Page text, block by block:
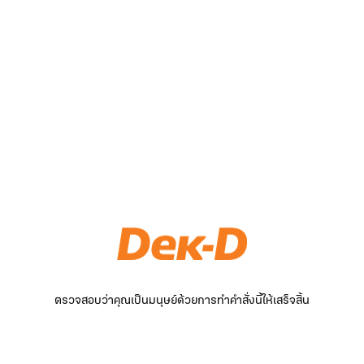
ตรวจสอบว่าคุณเป็นมนุษย์ด้วยการทำคำสั่งนี้ให้เสร็จสิ้น